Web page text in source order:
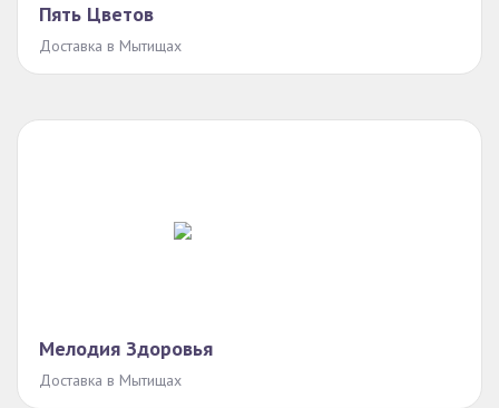
Пять Цветов
Доставка в Мытищах
Мелодия Здоровья
Доставка в Мытищах